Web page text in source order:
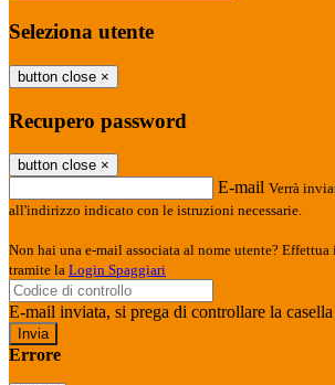
Seleziona utente
button close ×
Recupero password
button close ×
E-mail Verrà
all'indirizzo indicato con le istruzioni necessarie.
Non hai una e-mail associata al nome utente? Effettua
tramite la Login Spaggiari
E-mail inviata, si prega di controllare la
Errore